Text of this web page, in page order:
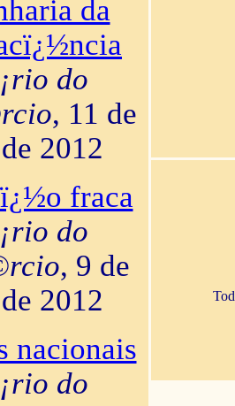
da
do
, 11 de
2012
fraca
do
, 9 de
2012
nacionais
do